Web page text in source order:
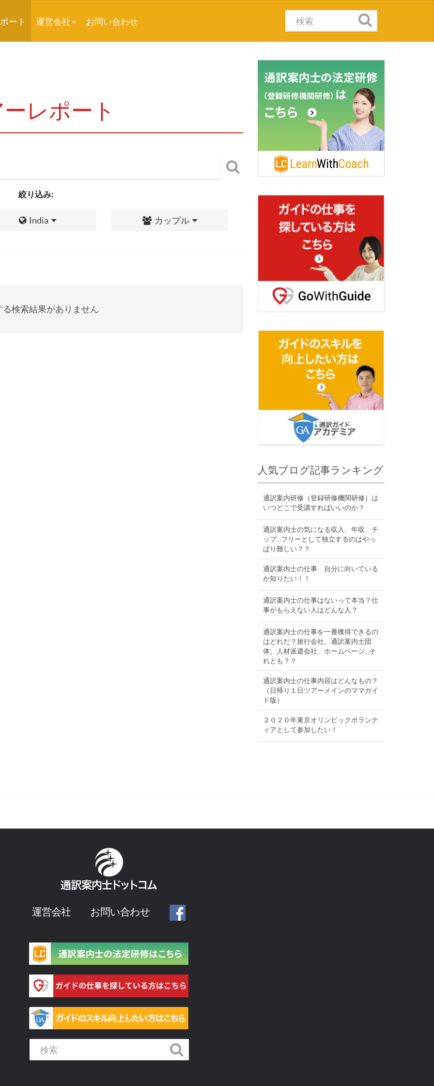
ート 運営会社 お問い合わせ
レポート
絞り込み:
India カップル
る検索結果がありません
人気ブログ記事ランキング
通訳案内研修（登録研修機関研修）は
いつどこで受講すればいいのか？
通訳案内士の気になる収入、年収、チ
ップ...フリーとして独立するのはやっ
ぱり難しい？？
通訳案内士の仕事 自分に向いている
か知りたい！！
通訳案内士の仕事はないって本当？仕
事がもらえない人はどんな人？
通訳案内士の仕事を一番獲得できるの
はどれだ？旅行会社、通訳案内士団
体、人材派遣会社、ホームページ...そ
れとも？？
通訳案内士の仕事内容はどんなもの？
（日帰り１日ツアーメインのママガイ
ド版）
２０２０年東京オリンピックボランテ
ィアとして参加したい！
運営会社 お問い合わせ